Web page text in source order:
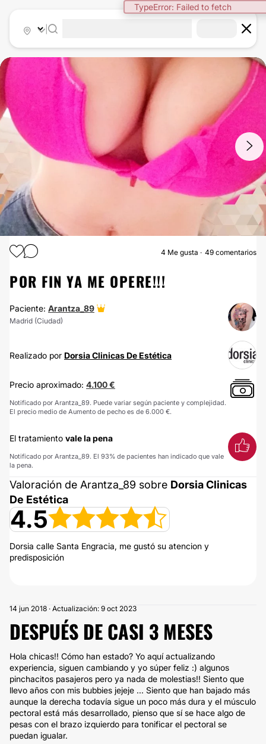
AUMENTO DE PECHO
4 Me gusta 49 comentarios
POR FIN YA ME OPERE!!!
Paciente: Arantza_89
Madrid (Ciudad)
Realizado por Dorsia Clinicas De Estética
Precio aproximado: 4.100 €
Notificado por Arantza_89. Puede variar según paciente y complejidad.
El precio medio de Aumento de pecho es de 6.000 €.
El tratamiento vale la pena
Notificado por Arantza_89. El 93% de pacientes han indicado que vale
la pena.
Valoración de Arantza_89 sobre Dorsia Clinicas
De Estética
4.5
Dorsia calle Santa Engracia, me gustó su atencion y
predisposición
14 jun 2018 · Actualización: 9 oct 2023
DESPUÉS DE CASI 3 MESES
Hola chicas!! Cómo han estado? Yo aquí actualizando
experiencia, siguen cambiando y yo súper feliz :) algunos
pinchacitos pasajeros pero ya nada de molestias!! Siento que
llevo años con mis bubbies jejeje ... Siento que han bajado más
aunque la derecha todavía sigue un poco más dura y el músculo
pectoral está más desarrollado, pienso que sí se hace algo de
pesas con el brazo izquierdo para tonificar el pectoral se
puedan igualar.